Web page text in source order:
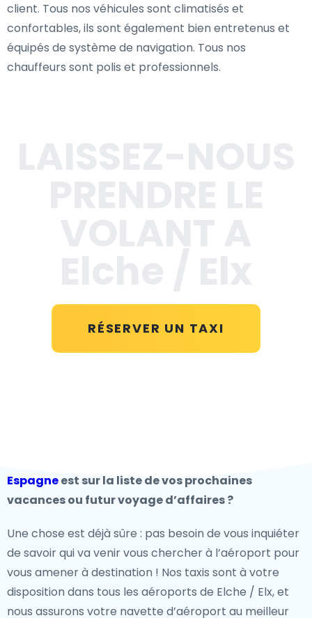
client. Tous nos véhicules sont climatisés et
confortables, ils sont également bien entretenus et
équipés de système de navigation. Tous nos
chauffeurs sont polis et professionnels.
RÉSERVER UN TAXI
Espagneest sur la liste de vos prochaines
vacances ou futur voyage d’affaires ?
Une chose est déjà sûre : pas besoin de vous inquiéter
de savoir qui va venir vous chercher à l’aéroport pour
vous amener à destination ! Nos taxis sont à votre
disposition dans tous les aéroports de Elche / Elx, et
nous assurons votre navette d’aéroport au meilleur